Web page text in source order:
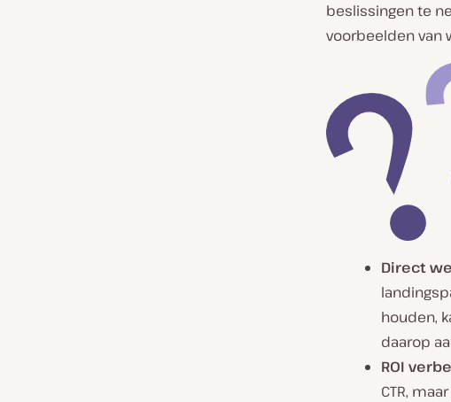
beslissingen te
voorbeelden van
Direct
houden,
daarop
ROI
CTR,